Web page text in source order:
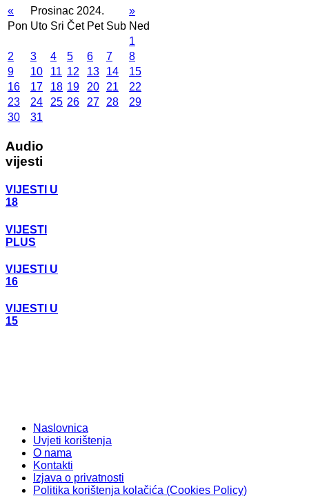
« Prosinac 2024.
»
Pon Uto Sri Čet Pet Sub Ned
1
2
3 4 5 6 7
8
9
10 11 12 13 14
15
16
17 18 19 20 21
22
23
24 25 26 27 28
29
30
31
Audio
vijesti
VIJESTI U
18
VIJESTI
PLUS
VIJESTI U
16
VIJESTI U
15
Naslovnica
Uvjeti korištenja
O nama
Kontakti
Izjava o privatnosti
Politika korištenja kolačića (Cookies Policy)